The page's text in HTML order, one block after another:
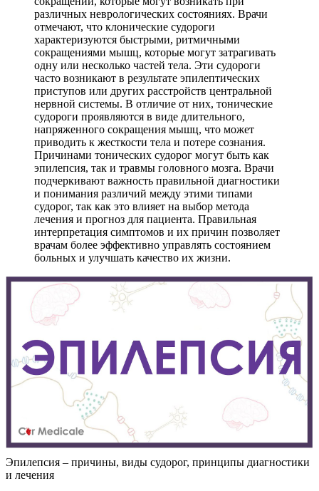
различных неврологических состояниях. Врачи
отмечают, что клонические судороги
характеризуются быстрыми, ритмичными
сокращениями мышц, которые могут затрагивать
одну или несколько частей тела. Эти судороги
часто возникают в результате эпилептических
приступов или других расстройств центральной
нервной системы. В отличие от них, тонические
судороги проявляются в виде длительного,
напряженного сокращения мышц, что может
приводить к жесткости тела и потере сознания.
Причинами тонических судорог могут быть как
эпилепсия, так и травмы головного мозга. Врачи
подчеркивают важность правильной диагностики
и понимания различий между этими типами
судорог, так как это влияет на выбор метода
лечения и прогноз для пациента. Правильная
интерпретация симптомов и их причин позволяет
врачам более эффективно управлять состоянием
больных и улучшать качество их жизни.
Эпилепсия – причины, виды судорог, принципы диагностики
и лечения